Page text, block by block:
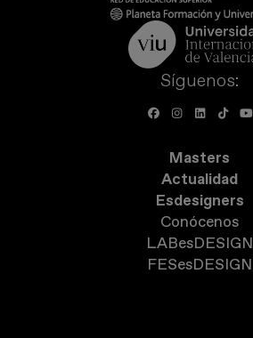
Síguenos:
Masters
Actualidad
Esdesigners
Conócenos
LABesDESIGN
FESesDESIGN